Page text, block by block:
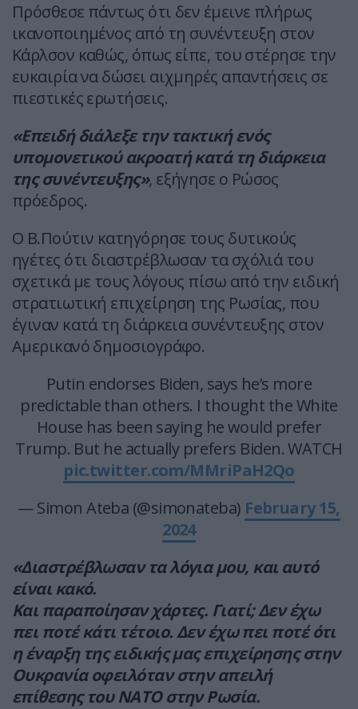
Πρόσθεσε πάντως ότι δεν έμεινε πλήρως
ικανοποιημένος από τη συνέντευξη στον
Κάρλσον καθώς, όπως είπε, του στέρησε την
ευκαιρία να δώσει αιχμηρές απαντήσεις σε
πιεστικές ερωτήσεις.
«Επειδή διάλεξε την τακτική ενός
υπομονετικού ακροατή κατά τη διάρκεια
της συνέντευξης», εξήγησε ο Ρώσος
πρόεδρος.
Ο Β.Πούτιν κατηγόρησε τους δυτικούς
ηγέτες ότι διαστρέβλωσαν τα σχόλιά του
σχετικά με τους λόγους πίσω από την ειδική
στρατιωτική επιχείρηση της Ρωσίας, που
έγιναν κατά τη διάρκεια συνέντευξης στον
Αμερικανό δημοσιογράφο.
Putin endorses Biden, says he’s more
predictable than others. I thought the White
House has been saying he would prefer
Trump. But he actually prefers Biden. WATCH
pic.twitter.com/MMriPaH2Qo
— Simon Ateba (@simonateba) February 15,
2024
«Διαστρέβλωσαν τα λόγια μου, και αυτό
είναι κακό.
Και παραποίησαν χάρτες. Γιατί; Δεν έχω
πει ποτέ κάτι τέτοιο. Δεν έχω πει ποτέ ότι
η έναρξη της ειδικής μας επιχείρησης στην
Ουκρανία οφειλόταν στην απειλή
επίθεσης του ΝΑΤΟ στην Ρωσία.